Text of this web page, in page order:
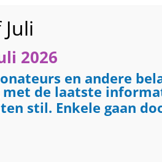
2026
en andere
de laatste
stil. Enkele gaan